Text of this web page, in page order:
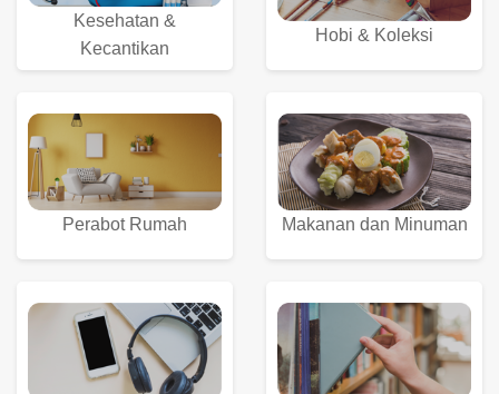
Kesehatan &
Kecantikan
Hobi & Koleksi
Perabot Rumah Makanan dan Minuman